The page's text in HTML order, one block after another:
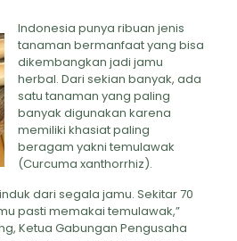
Indonesia punya ribuan jenis
tanaman bermanfaat yang bisa
dikembangkan jadi jamu
herbal. Dari sekian banyak, ada
satu tanaman yang paling
banyak digunakan karena
memiliki khasiat paling
beragam yakni temulawak
(Curcuma xanthorrhiz).
dari segala jamu. Sekitar 70
pasti memakai temulawak,”
Ketua Gabungan Pengusaha